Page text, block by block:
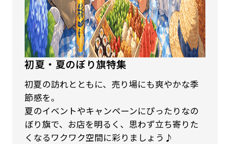
初夏・夏のぼり旗特集
初夏の訪れとともに、売り場にも爽やかな季
節感を。
夏のイベントやキャンペーンにぴったりなの
ぼり旗で、お店を明るく、思わず立ち寄りた
くなるワクワク空間に彩りましょう♪